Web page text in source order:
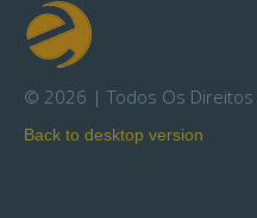
© 2026 Todos Os
Back to desktop version